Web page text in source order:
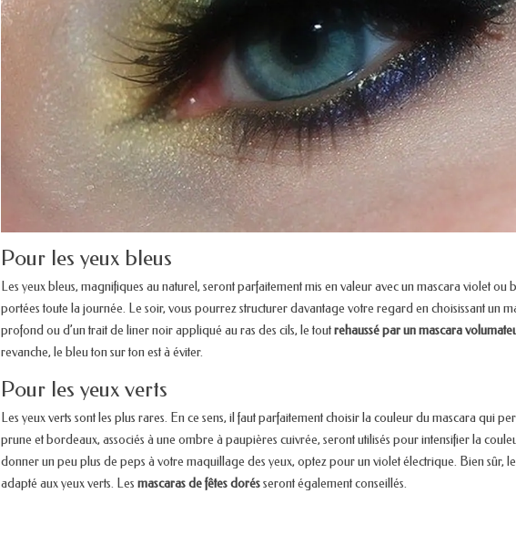
Pour les yeux bleus
Les yeux bleus, magnifiques au naturel, seront parfaitement mis en valeur avec un mascara violet ou
portées toute la journée. Le soir, vous pourrez structurer davantage votre regard en choisissant un
profond ou d’un trait de liner noir appliqué au ras des cils, le toutrehaussé par un mascara
revanche, le bleu ton sur ton est à éviter.
Pour les yeux verts
Les yeux verts sont les plus rares. En ce sens, il faut parfaitement choisir la couleur du mascara qui
prune et bordeaux, associés à une ombre à paupières cuivrée, seront utilisés pour intensifier la
donner un peu plus de peps à votre maquillage des yeux, optez pour un violet électrique. Bien sûr,
adapté aux yeux verts. Les mascaras de fêtes dorésseront également conseillés.